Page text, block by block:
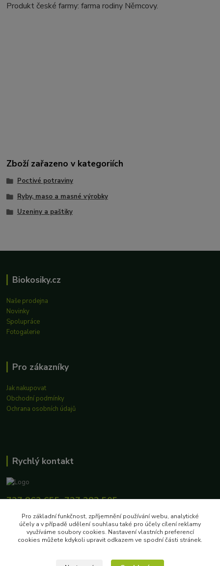
Produkt české farmy: farma rodiny Němcovy.
Zboží zařazeno v kategoriích
Poctivé potraviny
Ryby, maso a masné výrobky
Uzeniny a paštiky
Biokosiky.cz
Naše prodejna
Novinky
Spolupráce
Fotogalerie
Pro zákazníky
Jak nakupovat
Obchodní podmínky
Ochrana osobních údajů
Rychlý kontakt
727 862 655, 737 283 505
eshop@biokosiky.cz
Pro základní funkčnost, zpříjemnění používání webu, analytické
účely a v případě udělení souhlasu také pro účely cílení reklamy
využíváme soubory cookies. Nastavení vlastních preferencí
cookies můžete kdykoli upravit odkazem ve spodní části stránek.